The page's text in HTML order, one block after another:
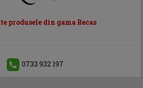
produsele din gama Recas
0733 932 197